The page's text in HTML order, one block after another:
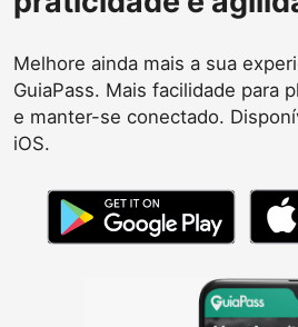
Melhore ainda mais a sua
GuiaPass. Mais facilidade para
e manter-se conectado.
iOS.